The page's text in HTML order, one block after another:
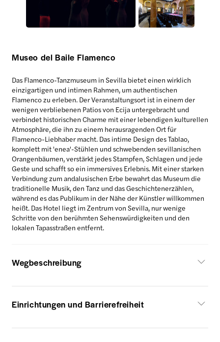
Museo del Baile Flamenco
Das Flamenco-Tanzmuseum in Sevilla bietet einen wirklich
einzigartigen und intimen Rahmen, um authentischen
Flamenco zu erleben. Der Veranstaltungsort ist in einem der
wenigen verbliebenen Patios von Ecija untergebracht und
verbindet historischen Charme mit einer lebendigen kulturellen
Atmosphäre, die ihn zu einem herausragenden Ort für
Flamenco-Liebhaber macht. Das intime Design des Tablao,
komplett mit 'enea'-Stühlen und schwebenden sevillanischen
Orangenbäumen, verstärkt jedes Stampfen, Schlagen und jede
Geste und schafft so ein immersives Erlebnis. Mit einer starken
Verbindung zum andalusischen Erbe bewahrt das Museum die
traditionelle Musik, den Tanz und das Geschichtenerzählen,
während es das Publikum in der Nähe der Künstler willkommen
heißt. Das Hotel liegt im Zentrum von Sevilla, nur wenige
Schritte von den berühmten Sehenswürdigkeiten und den
lokalen Tapasstraßen entfernt.
Wegbeschreibung
Einrichtungen und Barrierefreiheit